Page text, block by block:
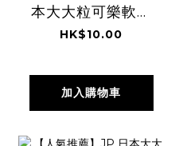
本大大粒可樂軟糖
5粒 7324
HK$10.00
加入購物車